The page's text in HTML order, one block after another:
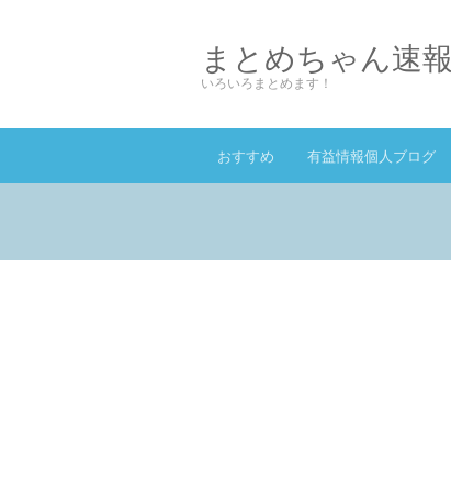
まとめちゃん速報
いろいろまとめます！
おすすめ 有益情報個人ブログ